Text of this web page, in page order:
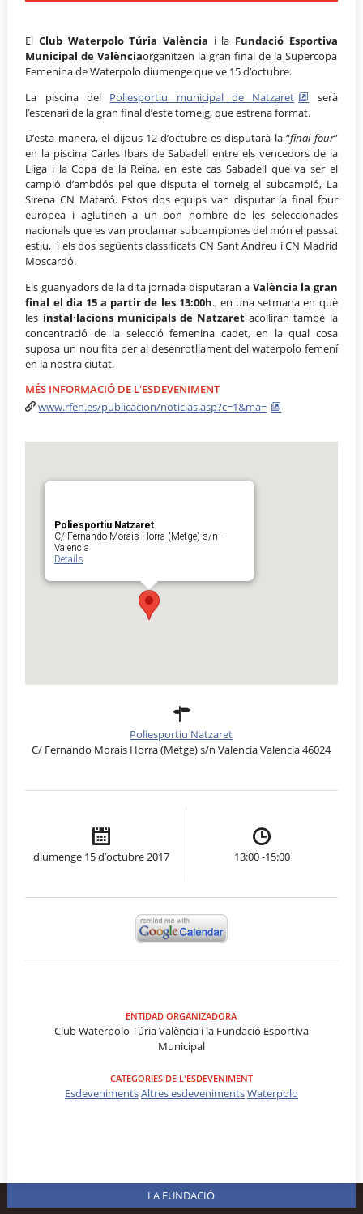
ElClub Waterpolo Túria València i la Fundació Esportiva
Municipal de Valènciaorganitzen la gran final de la Supercopa
Femenina de Waterpolo diumenge que ve 15 d’octubre.
La piscina del Poliesportiu municipal de Natzaret
serà
l’escenari de la gran final d’este torneig, que estrena format.
D’esta manera, el dijous 12 d’octubre es disputarà la “final four”
en la piscina Carles Ibars de Sabadell entre els vencedors de la
Lliga i la Copa de la Reina, en este cas Sabadell que va ser el
campió d’ambdós pel que disputa el torneig el subcampió, La
Sirena CN Mataró. Estos dos equips van disputar la final four
europea i aglutinen a un bon nombre de les seleccionades
nacionals que es van proclamar subcampiones del món el passat
estiu, i els dos següents classificats CN Sant Andreu i CN Madrid
Moscardó.
Els guanyadors de la dita jornada disputaran a València la gran
final el dia 15 a partir de les 13:00h., en una setmana en què
les instal·lacions municipals de Natzaret acolliran també la
concentració de la selecció femenina cadet, en la qual cosa
suposa un nou fita per al desenrotllament del waterpolo femení
en la nostra ciutat.
MÉS INFORMACIÓ DE L'ESDEVENIMENT
www.rfen.es/publicacion/noticias.asp?c=1&ma=
Poliesportiu Natzaret
C/ Fernando Morais Horra (Metge) s/n -
Valencia
Details
Poliesportiu Natzaret
C/ Fernando Morais Horra (Metge) s/n Valencia Valencia 46024
diumenge 15 d’octubre 2017 13:00 -15:00
ENTIDAD ORGANIZADORA
Club Waterpolo Túria València i la Fundació Esportiva
Municipal
CATEGORIES DE L'ESDEVENIMENT
EsdevenimentsAltres esdevenimentsWaterpolo
LA FUNDACIÓ